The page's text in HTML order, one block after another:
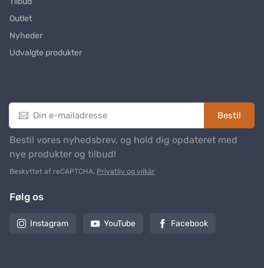
Outlet
Nyheder
Udvalgte produkter
Bestil
Bestil vores nyhedsbrev, og hold dig opdateret med
nye produkter og tilbud!
Beskyttet af reCAPTCHA. Privatliv og vilkår
Følg os
Instagram YouTube Facebook